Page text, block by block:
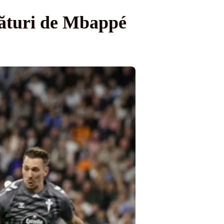
de Mbappé